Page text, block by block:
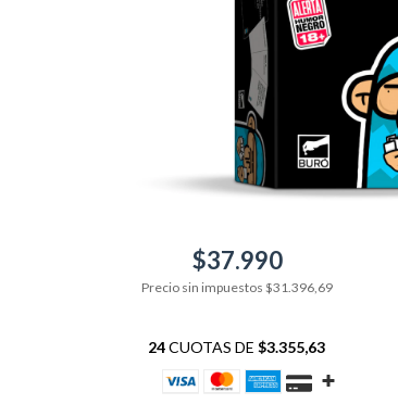
$37.990
Precio sin impuestos $31.396,69
24CUOTAS DE$3.355,63